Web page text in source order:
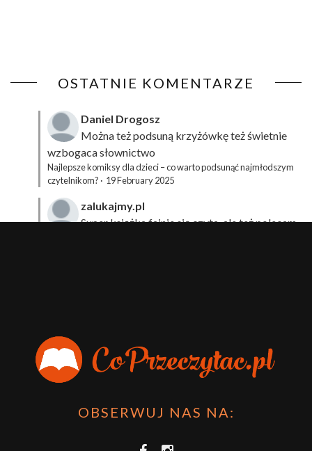
OSTATNIE KOMENTARZE
Daniel Drogosz
Można też podsuną krzyżówkęteż świetnie
wzbogaca słownictwo
Najlepsze komiksy dla dzieci – co warto podsunąć najmłodszym
czytelnikom? · 19 February 2025
zalukajmy.pl
Super książka fajnie się czyta, ale też polecam
Planer Książkary – ten gadżet powinien mieć każdy
książkoholik!
8 December 2023
OBSERWUJ NAS NA: